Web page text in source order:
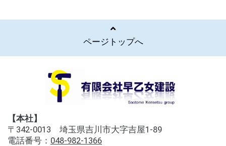
ページトップへ
【本社】
〒342-0013 埼玉県吉川市大字吉屋1-89
電話番号： 048-982-1366